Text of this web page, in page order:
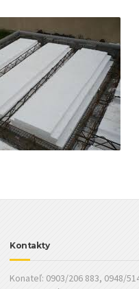
Kontakty
Konateľ: 0903/206 883, 0948/